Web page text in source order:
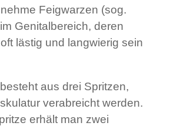
Feigwarzen (sog.
Genitalbereich, deren
lästig und langwierig sein
aus drei Spritzen,
verabreicht werden.
erhält man zwei